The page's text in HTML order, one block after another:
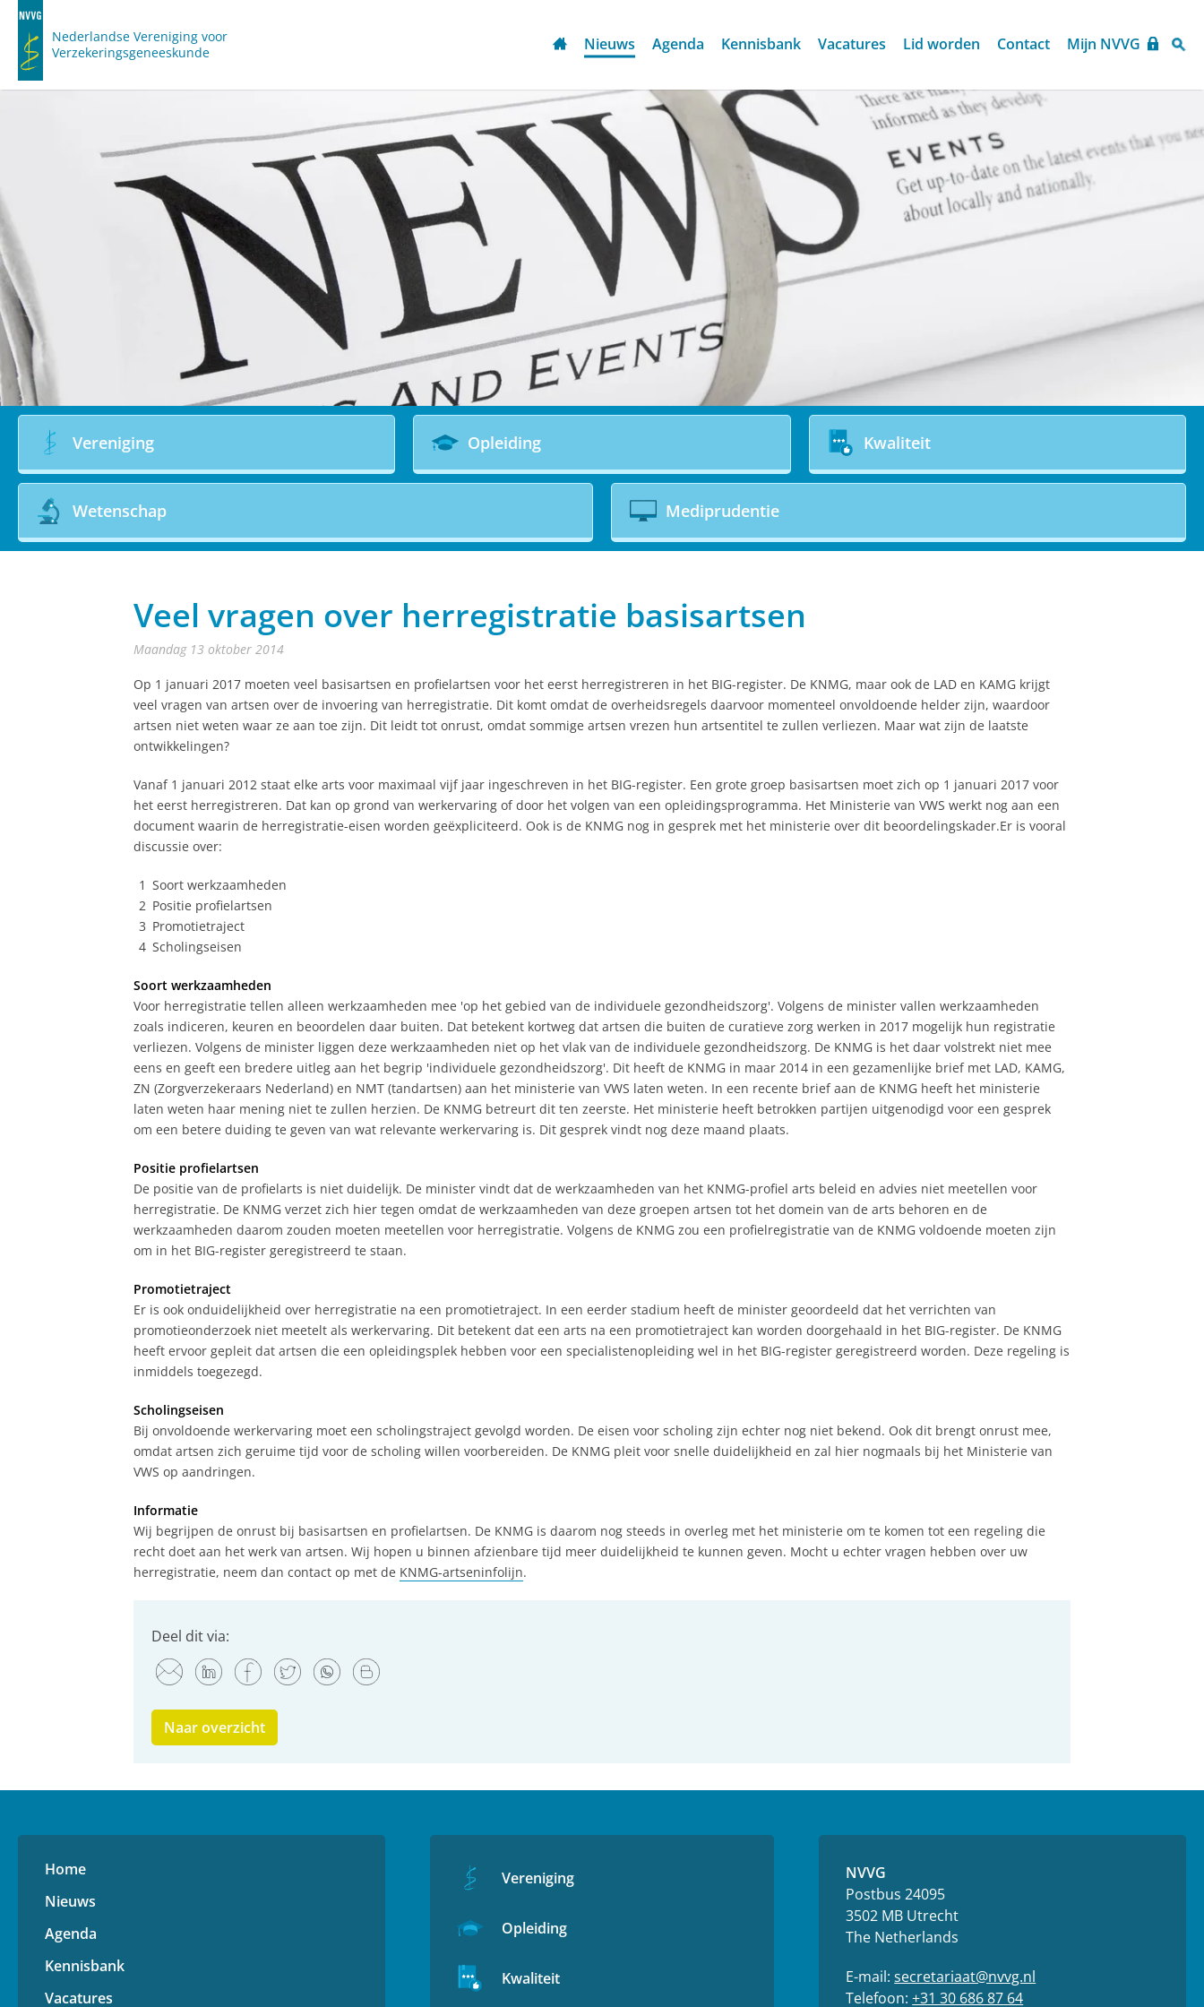
Nederlandse Vereniging voor
Verzekeringsgeneeskunde
Nieuws Agenda Kennisbank Vacatures Lid worden Contact Mijn NVVG
Vereniging Opleiding Kwaliteit
Wetenschap Mediprudentie
Veel vragen over herregistratie basisartsen
maandag 13 oktober 2014
Op 1 januari 2017 moeten veel basisartsen en profielartsen voor het eerst herregistreren in het BIG-register. De KNMG, maar ook de LAD en KAMG krijgt
veel vragen van artsen over de invoering van herregistratie. Dit komt omdat de overheidsregels daarvoor momenteel onvoldoende helder zijn, waardoor
artsen niet weten waar ze aan toe zijn. Dit leidt tot onrust, omdat sommige artsen vrezen hun artsentitel te zullen verliezen. Maar wat zijn de laatste
ontwikkelingen?
Vanaf 1 januari 2012 staat elke arts voor maximaal vijf jaar ingeschreven in het BIG-register. Een grote groep basisartsen moet zich op 1 januari 2017 voor
het eerst herregistreren. Dat kan op grond van werkervaring of door het volgen van een opleidingsprogramma. Het Ministerie van VWS werkt nog aan een
document waarin de herregistratie-eisen worden geëxpliciteerd. Ook is de KNMG nog in gesprek met het ministerie over dit beoordelingskader.Er is vooral
discussie over:
Soort werkzaamheden
Positie profielartsen
Promotietraject
Scholingseisen
Soort werkzaamheden
Voor herregistratie tellen alleen werkzaamheden mee 'op het gebied van de individuele gezondheidszorg'. Volgens de minister vallen werkzaamheden
zoals indiceren, keuren en beoordelen daar buiten. Dat betekent kortweg dat artsen die buiten de curatieve zorg werken in 2017 mogelijk hun registratie
verliezen. Volgens de minister liggen deze werkzaamheden niet op het vlak van de individuele gezondheidszorg. De KNMG is het daar volstrekt niet mee
eens en geeft een bredere uitleg aan het begrip 'individuele gezondheidszorg'. Dit heeft de KNMG in maar 2014 in een gezamenlijke brief met LAD, KAMG,
ZN (Zorgverzekeraars Nederland) en NMT (tandartsen) aan het ministerie van VWS laten weten. In een recente brief aan de KNMG heeft het ministerie
laten weten haar mening niet te zullen herzien. De KNMG betreurt dit ten zeerste. Het ministerie heeft betrokken partijen uitgenodigd voor een gesprek
om een betere duiding te geven van wat relevante werkervaring is. Dit gesprek vindt nog deze maand plaats.
Positie profielartsen
De positie van de profielarts is niet duidelijk. De minister vindt dat de werkzaamheden van het KNMG-profiel arts beleid en advies niet meetellen voor
herregistratie. De KNMG verzet zich hier tegen omdat de werkzaamheden van deze groepen artsen tot het domein van de arts behoren en de
werkzaamheden daarom zouden moeten meetellen voor herregistratie. Volgens de KNMG zou een profielregistratie van de KNMG voldoende moeten zijn
om in het BIG-register geregistreerd te staan.
Promotietraject
Er is ook onduidelijkheid over herregistratie na een promotietraject. In een eerder stadium heeft de minister geoordeeld dat het verrichten van
promotieonderzoek niet meetelt als werkervaring. Dit betekent dat een arts na een promotietraject kan worden doorgehaald in het BIG-register. De KNMG
heeft ervoor gepleit dat artsen die een opleidingsplek hebben voor een specialistenopleiding wel in het BIG-register geregistreerd worden. Deze regeling is
inmiddels toegezegd.
Scholingseisen
Bij onvoldoende werkervaring moet een scholingstraject gevolgd worden. De eisen voor scholing zijn echter nog niet bekend. Ook dit brengt onrust mee,
omdat artsen zich geruime tijd voor de scholing willen voorbereiden. De KNMG pleit voor snelle duidelijkheid en zal hier nogmaals bij het Ministerie van
VWS op aandringen.
Informatie
Wij begrijpen de onrust bij basisartsen en profielartsen. De KNMG is daarom nog steeds in overleg met het ministerie om te komen tot een regeling die
recht doet aan het werk van artsen. Wij hopen u binnen afzienbare tijd meer duidelijkheid te kunnen geven. Mocht u echter vragen hebben over uw
herregistratie, neem dan contact op met de KNMG-artseninfolijn.
Deel dit via:
Naar overzicht
Home
Nieuws
Agenda
Kennisbank
Vacatures
Vereniging
Opleiding
Kwaliteit
NVVG
Postbus 24095
3502 MB Utrecht
The Netherlands
E-mail:secretariaat@nvvg.nl
Telefoon:+31 30 686 87 64